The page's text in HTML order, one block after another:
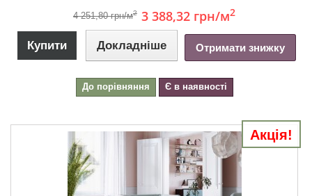
4 251,80 грн/м2 3 388,32 грн/м2
Купити Докладніше Отримати знижку
До порівняння Є в наявності
Акція!